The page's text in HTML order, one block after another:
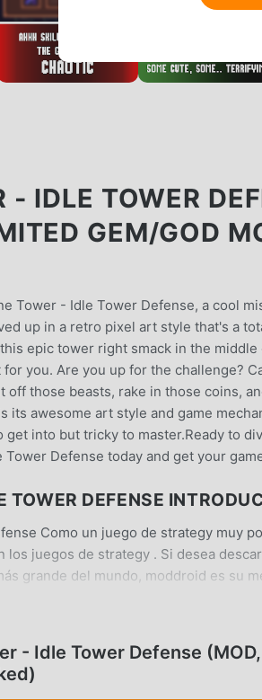
- IDLE TOWER
GEM/GOD
Tower - Idle Tower Defense, a cool
up in a retro pixel art style that's a
epic tower right smack in the
you. Are you up for the challenge?
off those beasts, rake in those coins,
its awesome art style and game
into but tricky to master.Ready to
Defense today and get your
TOWER DEFENSE
Como un juego de strategy muy
los juegos de strategy . Si desea
grande del mundo, moddroid es su
mod gratis, ayudándote a ahorrar
la alegría que trae el juego en sí.
no cobrará a los jugadores ninguna
descargue el cliente moddroid,
- Idle Tower Defense